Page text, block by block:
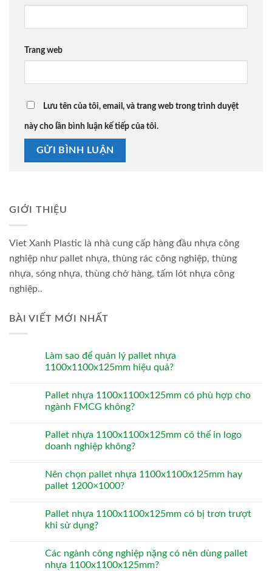
Trang web
Lưu tên của tôi, email, và trang web trong trình duyệt
này cho lần bình luận kế tiếp của tôi.
GIỚI THIỆU
Viet Xanh Plastic là nhà cung cấp hàng đầu nhựa công
nghiệp như pallet nhựa, thùng rác công nghiệp, thùng
nhựa, sóng nhựa, thùng chở hàng, tấm lót nhựa công
nghiệp..
BÀI VIẾT MỚI NHẤT
Làm sao để quản lý pallet nhựa
1100x1100x125mm hiệu quả?
Pallet nhựa 1100x1100x125mm có phù hợp cho
ngành FMCG không?
Pallet nhựa 1100x1100x125mm có thể in logo
doanh nghiệp không?
Nên chọn pallet nhựa 1100x1100x125mm hay
pallet 1200×1000?
Pallet nhựa 1100x1100x125mm có bị trơn trượt
khi sử dụng?
Các ngành công nghiệp nặng có nên dùng pallet
nhựa 1100x1100x125mm?